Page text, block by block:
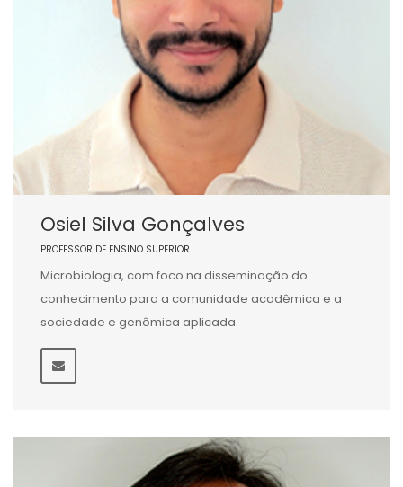
Osiel Silva Gonçalves
PROFESSOR DE ENSINO SUPERIOR
Microbiologia, com foco na disseminação do
conhecimento para a comunidade acadêmica e a
sociedade e genômica aplicada.